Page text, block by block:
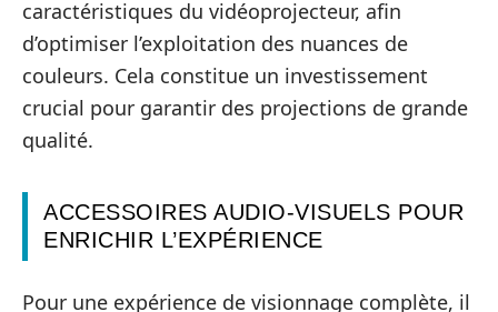
caractéristiques du vidéoprojecteur, afin
d’optimiser l’exploitation des nuances de
couleurs. Cela constitue un investissement
crucial pour garantir des projections de grande
qualité.
ACCESSOIRES AUDIO-VISUELS POUR
ENRICHIR L’EXPÉRIENCE
Pour une expérience de visionnage complète, il